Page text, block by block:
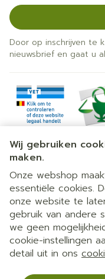
Wij gebruiken
maken.
Onze webshop
essentiële cookies.
onze website te
gebruik van andere
we geen
cookie-instellingen
detail uit in ons
Door op inschrijven te
nieuwsbrief en gaat u
Juridische links